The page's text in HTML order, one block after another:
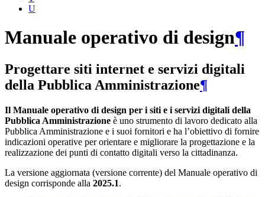
U
Manuale operativo di design¶
Progettare siti internet e servizi digitali
della Pubblica Amministrazione¶
Il Manuale operativo di design per i siti e i servizi digitali della
Pubblica Amministrazione è uno strumento di lavoro dedicato alla
Pubblica Amministrazione e i suoi fornitori e ha l’obiettivo di fornire
indicazioni operative per orientare e migliorare la progettazione e la
realizzazione dei punti di contatto digitali verso la cittadinanza.
La versione aggiornata (versione corrente) del Manuale operativo di
design corrisponde alla 2025.1.